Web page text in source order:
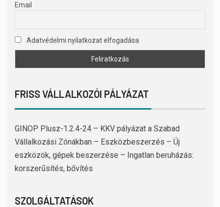
Email
Adatvédelmi nyilatkozat elfogadása
FRISS VÁLLALKOZÓI PÁLYÁZAT
GINOP Plusz-1.2.4-24 – KKV pályázat a Szabad
Vállalkozási Zónákban – Eszközbeszerzés – Új
eszközök, gépek beszerzése – Ingatlan beruházás:
korszerűsítés, bővítés
SZOLGÁLTATÁSOK